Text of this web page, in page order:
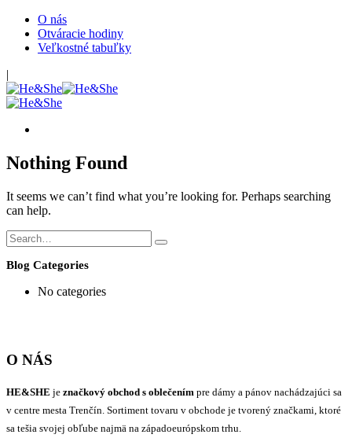
O nás
Otváracie hodiny
Veľkostné tabuľky
|
Nothing Found
It seems we can’t find what you’re looking for. Perhaps searching
can help.
Blog Categories
No categories
O NÁS
HE&SHE je značkový obchod s oblečením pre dámy a pánov nachádzajúci sa
v centre mesta Trenčín. Sortiment tovaru v obchode je tvorený značkami, ktoré
sa tešia svojej obľube najmä na západoeurópskom trhu.